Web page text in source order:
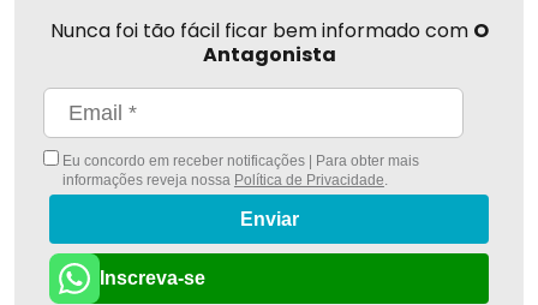
Nunca foi tão fácil ficar bem informado com O
Antagonista
Eu concordo em receber notificações | Para obter mais
informações reveja nossa Política de Privacidade.
Enviar
Inscreva-se